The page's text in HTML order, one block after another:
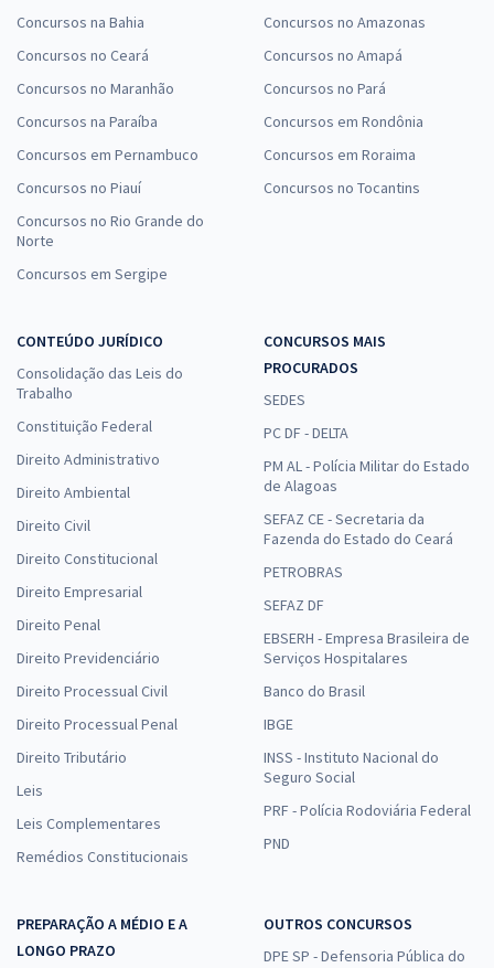
Concursos na Bahia
Concursos no Ceará
Concursos no Maranhão
Concursos na Paraíba
Concursos em Pernambuco
Concursos no Piauí
Concursos no Rio Grande do
Norte
Concursos em Sergipe
Concursos no Amazonas
Concursos no Amapá
Concursos no Pará
Concursos em Rondônia
Concursos em Roraima
Concursos no Tocantins
CONTEÚDO JURÍDICO
Consolidação das Leis do
Trabalho
Constituição Federal
Direito Administrativo
Direito Ambiental
Direito Civil
Direito Constitucional
Direito Empresarial
Direito Penal
Direito Previdenciário
Direito Processual Civil
Direito Processual Penal
Direito Tributário
Leis
Leis Complementares
Remédios Constitucionais
CONCURSOS MAIS
PROCURADOS
SEDES
PC DF - DELTA
PM AL - Polícia Militar do Estado
de Alagoas
SEFAZ CE - Secretaria da
Fazenda do Estado do Ceará
PETROBRAS
SEFAZ DF
EBSERH - Empresa Brasileira de
Serviços Hospitalares
Banco do Brasil
IBGE
INSS - Instituto Nacional do
Seguro Social
PRF - Polícia Rodoviária Federal
PND
PREPARAÇÃO A MÉDIO E A
LONGO PRAZO
OUTROS CONCURSOS
DPE SP - Defensoria Pública do